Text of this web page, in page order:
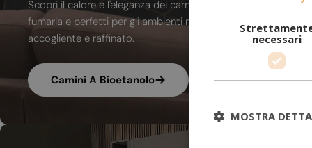
Scopri il calore e l'eleganza dei camini a bioetanolo. A
fumaria e perfetti per gli ambienti moderni, trasformano ogni
accogliente e raffinato.
Camini A Bioetanolo
necessari
MOSTRA